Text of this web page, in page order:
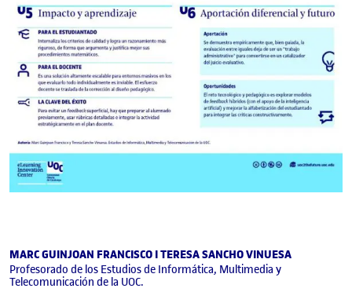
MARC GUINJOAN FRANCISCO I TERESA SANCHO VINUESA
Profesorado de los Estudios de Informática, Multimedia y
Telecomunicación de la UOC.